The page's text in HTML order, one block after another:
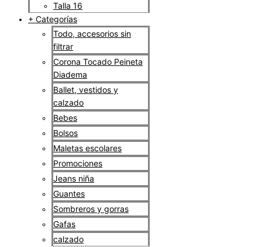
Talla 16
+ Categorías
Todo, accesorios sin
filtrar
Corona Tocado Peineta
Diadema
Ballet, vestidos y
calzado
Bebes
Bolsos
Maletas escolares
Promociones
Jeans niña
Guantes
Sombreros y gorras
Gafas
calzado